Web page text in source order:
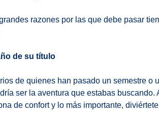
razones por las que debe pasar
de su título
de quienes han pasado un semestre o
ser la aventura que estabas
de confort y lo más importante,